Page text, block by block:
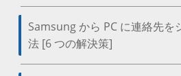
Samsung から PC に連絡先を
法 [6 つの解決策]